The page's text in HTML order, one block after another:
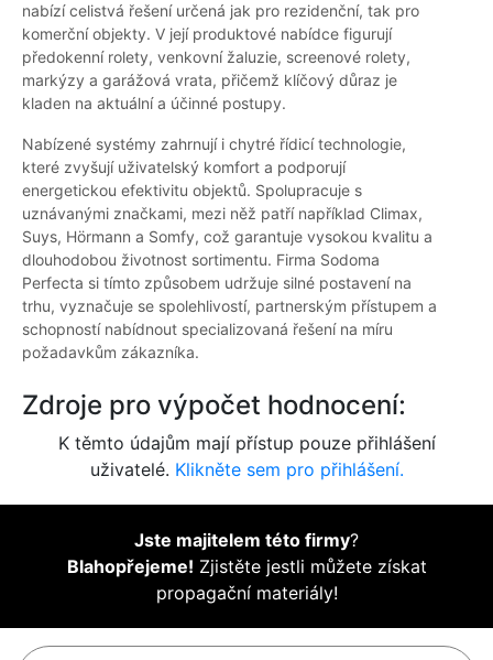
nabízí celistvá řešení určená jak pro rezidenční, tak pro
komerční objekty. V její produktové nabídce figurují
předokenní rolety, venkovní žaluzie, screenové rolety,
markýzy a garážová vrata, přičemž klíčový důraz je
kladen na aktuální a účinné postupy.
Nabízené systémy zahrnují i chytré řídicí technologie,
které zvyšují uživatelský komfort a podporují
energetickou efektivitu objektů. Spolupracuje s
uznávanými značkami, mezi něž patří například Climax,
Suys, Hörmann a Somfy, což garantuje vysokou kvalitu a
dlouhodobou životnost sortimentu. Firma Sodoma
Perfecta si tímto způsobem udržuje silné postavení na
trhu, vyznačuje se spolehlivostí, partnerským přístupem a
schopností nabídnout specializovaná řešení na míru
požadavkům zákazníka.
Zdroje pro výpočet hodnocení:
K těmto údajům mají přístup pouze přihlášení
uživatelé. Klikněte sem pro přihlášení.
Jste majitelem této firmy?
Blahopřejeme! Zjistěte jestli můžete získat
propagační materiály!